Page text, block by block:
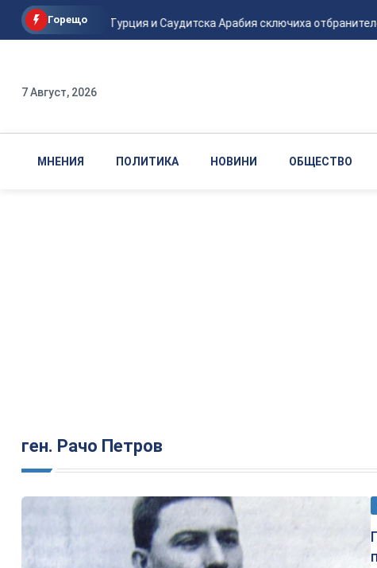
Горещо
Пакистан, Турция и Саудитска Арабия сключиха отбранителен
7 Август, 2026
МНЕНИЯ ПОЛИТИКА НОВИНИ ОБЩЕСТВО
ген. Рачо Петров